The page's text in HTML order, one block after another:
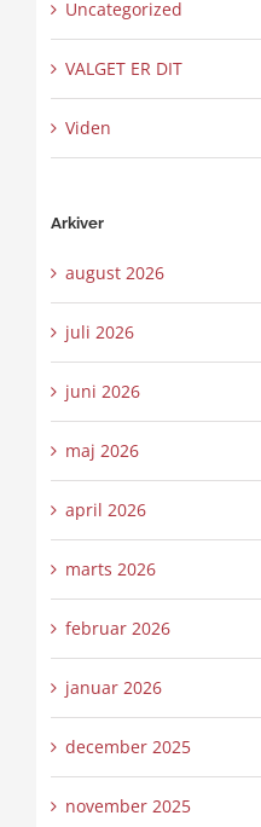
Uncategorized
VALGET ER DIT
Viden
Arkiver
august 2026
juli 2026
juni 2026
maj 2026
april 2026
marts 2026
februar 2026
januar 2026
december 2025
november 2025